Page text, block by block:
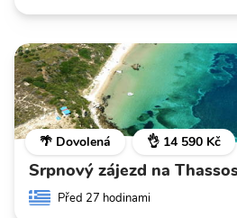
🌴 Dovolená 👌 14 590 Kč
Srpnový zájezd na
Před 27 hodinami